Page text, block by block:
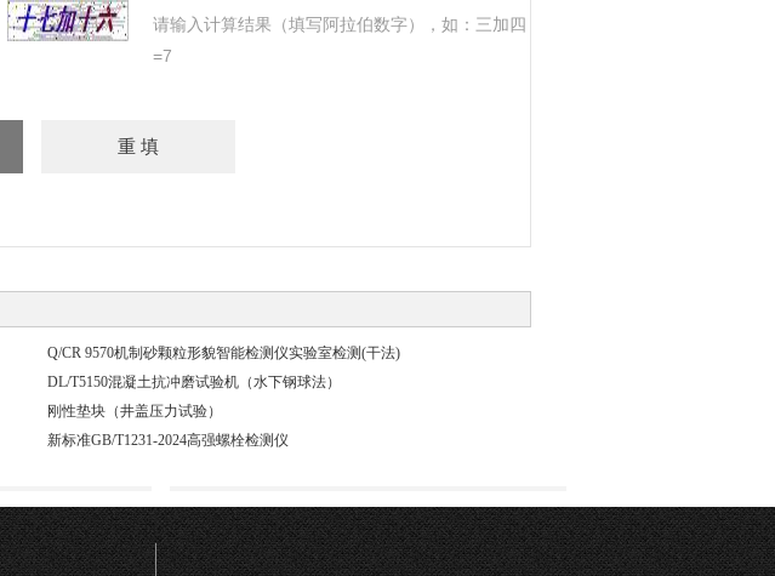
请输入计算结果（填写阿拉伯数字），如：三加四
=7
Q/CR 9570机制砂颗粒形貌智能检测仪实验室检测(干法)
DL/T5150混凝土抗冲磨试验机（水下钢球法）
刚性垫块（井盖压力试验）
新标准GB/T1231-2024高强螺栓检测仪